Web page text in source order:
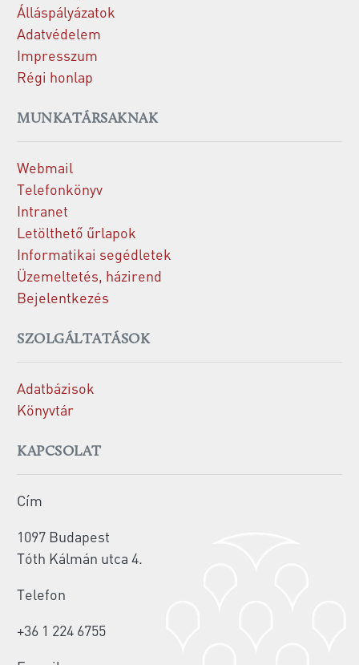
Álláspályázatok
Adatvédelem
Impresszum
Régi honlap
MUNKATÁRSAKNAK
Webmail
Telefonkönyv
Intranet
Letölthető űrlapok
Informatikai segédletek
Üzemeltetés, házirend
Bejelentkezés
SZOLGÁLTATÁSOK
Adatbázisok
Könyvtár
KAPCSOLAT
Cím
1097 Budapest
Tóth Kálmán utca 4.
Telefon
+36 1 224 6755